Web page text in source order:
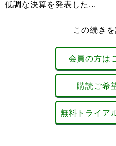
低調な決算を発表した...
この続き
会員の方は
購読ご希
無料トライア